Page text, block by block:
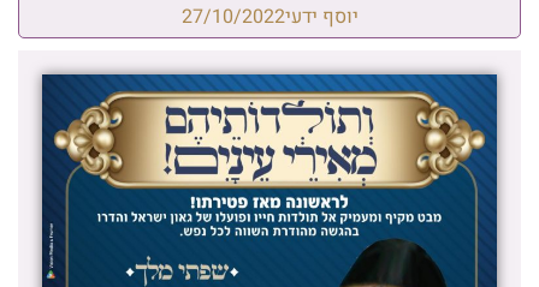
יוסף ידעי27/10/2022